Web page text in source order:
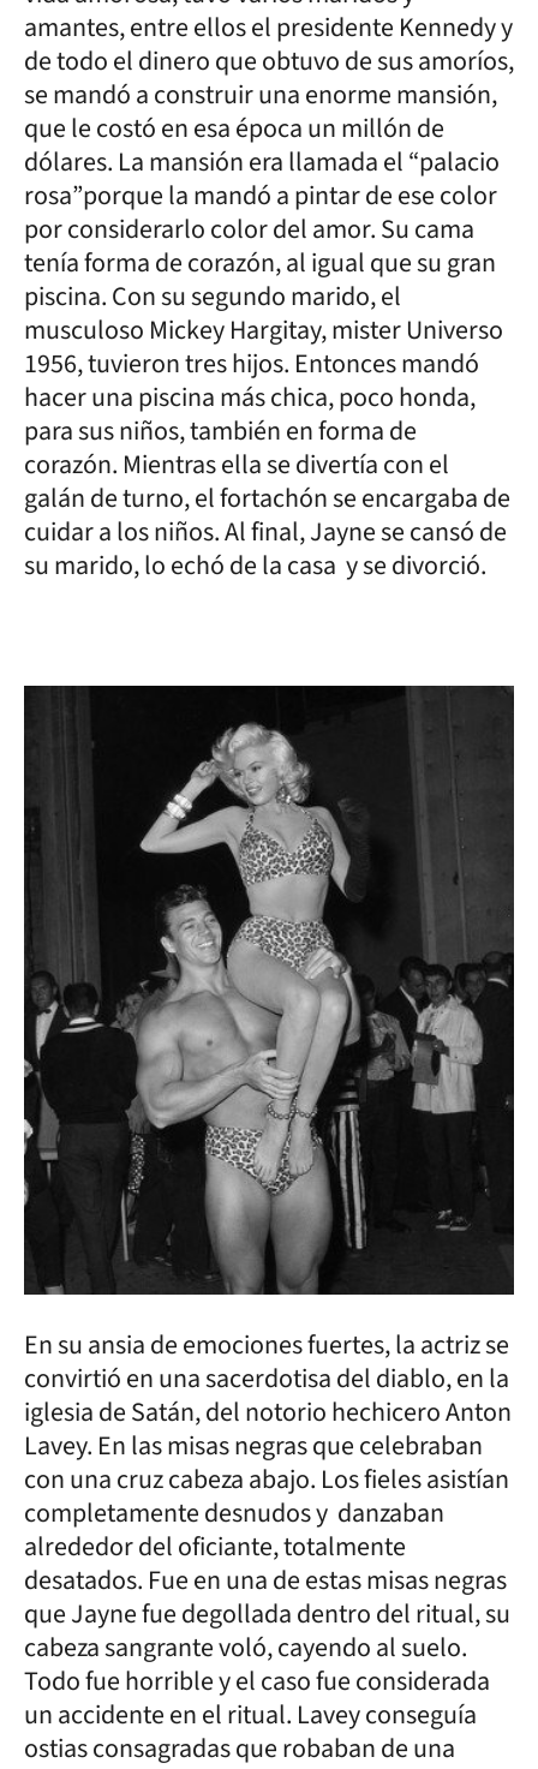
amantes, entre ellos el presidente Kennedy y
de todo el dinero que obtuvo de sus amoríos,
se mandó a construir una enorme mansión,
que le costó en esa época un millón de
dólares. La mansión era llamada el “palacio
rosa”porque la mandó a pintar de ese color
por considerarlo color del amor. Su cama
tenía forma de corazón, al igual que su gran
piscina. Con su segundo marido, el
musculoso Mickey Hargitay, mister Universo
1956, tuvieron tres hijos. Entonces mandó
hacer una piscina más chica, poco honda,
para sus niños, también en forma de
corazón. Mientras ella se divertía con el
galán de turno, el fortachón se encargaba de
cuidar a los niños. Al final, Jayne se cansó de
su marido, lo echó de la casa y se divorció.
En su ansia de emociones fuertes, la actriz se
convirtió en una sacerdotisa del diablo, en la
iglesia de Satán, del notorio hechicero Anton
Lavey. En las misas negras que celebraban
con una cruz cabeza abajo. Los fieles asistían
completamente desnudos y danzaban
alrededor del oficiante, totalmente
desatados. Fue en una de estas misas negras
que Jayne fue degollada dentro del ritual, su
cabeza sangrante voló, cayendo al suelo.
Todo fue horrible y el caso fue considerada
un accidente en el ritual. Lavey conseguía
ostias consagradas que robaban de una